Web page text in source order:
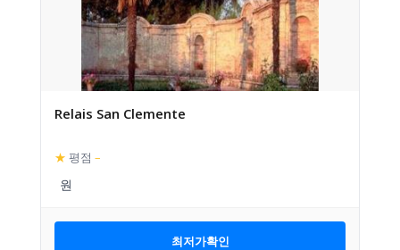
Relais San Clemente
★ 평점 –
최저가확인